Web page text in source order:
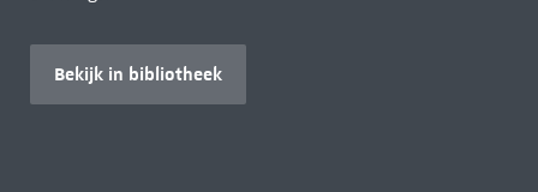
Bekijk in bibliotheek